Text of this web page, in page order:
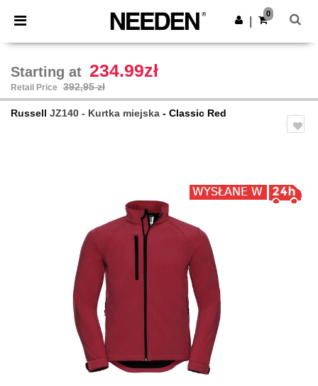
× Aplikacja Needen
Lepsze ceny w aplikacji!
Pobierz app
0
Starting at 234.99zł
Retail Price 392,95 zł
Russell JZ140 - Kurtka miejska - Classic Red